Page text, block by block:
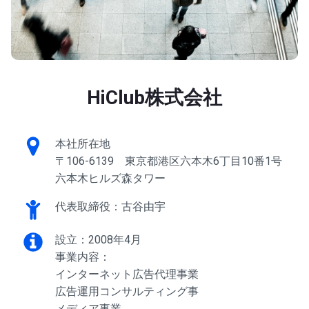
HiClub株式会社
本社所在地
〒106-6139 東京都港区六本木6丁目10番1号
六本木ヒルズ森タワー
代表取締役：古谷由宇
設立：2008年4月
事業内容：
インターネット広告代理事業
広告運用コンサルティング事